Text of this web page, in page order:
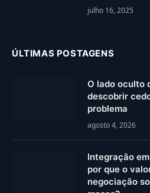
julho 16, 2025
ÚLTIMAS POSTAGENS
O lado oculto
descobrir
problema
agosto 4, 2026
Integração
por que o
negociação